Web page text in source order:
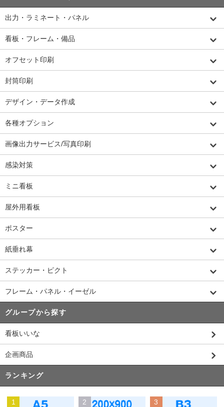
出力・ラミネート・パネル
看板・フレーム・備品
オフセット印刷
封筒印刷
デザイン・データ作成
各種オプション
画像出力サービス/写真印刷
感染対策
ミニ看板
屋外用看板
ポスター
紙垂れ幕
ステッカー・ピクト
フレーム・パネル・イーゼル
グループから探す
看板いいな
企画商品
ランキング
1 2 3